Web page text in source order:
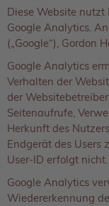
Diese Website
Google Analytics.
(„Google“), Gordon
Google Analytics
Verhalten der
der
Seitenaufrufe,
Herkunft des
Endgerät des Users
User-ID erfolgt nicht.
Google Analytics
Wiedererkennung